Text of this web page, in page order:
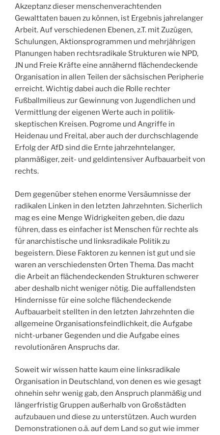
Akzeptanz dieser menschenverachtenden
Gewalttaten bauen zu können, ist Ergebnis jahrelanger
Arbeit. Auf verschiedenen Ebenen, z.T. mit Zuzügen,
Schulungen, Aktionsprogrammen und mehrjährigen
Planungen haben rechtsradikale Strukturen wie NPD,
JN und Freie Kräfte eine annähernd flächendeckende
Organisation in allen Teilen der sächsischen Peripherie
erreicht. Wichtig dabei auch die Rolle rechter
Fußballmilieus zur Gewinnung von Jugendlichen und
Vermittlung der eigenen Werte auch in politik-
skeptischen Kreisen. Pogrome und Angriffe in
Heidenau und Freital, aber auch der durchschlagende
Erfolg der AfD sind die Ernte jahrzehntelanger,
planmäßiger, zeit- und geldintensiver Aufbauarbeit von
rechts.
Dem gegenüber stehen enorme Versäumnisse der
radikalen Linken in den letzten Jahrzehnten. Sicherlich
mag es eine Menge Widrigkeiten geben, die dazu
führen, dass es einfacher ist Menschen für rechte als
für anarchistische und linksradikale Politik zu
begeistern. Diese Faktoren zu kennen ist gut und sie
waren an verschiedensten Orten Thema. Das macht
die Arbeit an flächendeckenden Strukturen schwerer
aber deshalb nicht weniger nötig. Die auffallendsten
Hindernisse für eine solche flächendeckende
Aufbauarbeit stellten in den letzten Jahrzehnten die
allgemeine Organisationsfeindlichkeit, die Aufgabe
nicht-urbaner Gegenden und die Aufgabe eines
revolutionären Anspruchs dar.
Soweit wir wissen hatte kaum eine linksradikale
Organisation in Deutschland, von denen es wie gesagt
ohnehin sehr wenig gab, den Anspruch planmäßig und
längerfristig Gruppen außerhalb von Großstädten
aufzubauen und diese zu unterstützen. Auch wurden
Demonstrationen o.ä. auf dem Land so gut wie immer